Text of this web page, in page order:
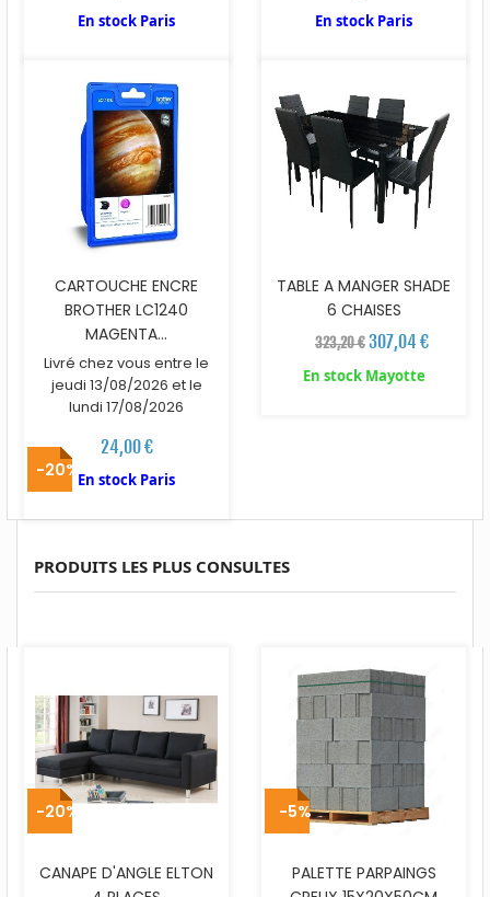
En stock Paris En stock Paris
CARTOUCHE ENCRE
BROTHER LC1240
MAGENTA...
Livré chez vous entre le
jeudi 13/08/2026 et le
lundi 17/08/2026
24,00 €
En stock Paris
TABLE A MANGER SHADE
6 CHAISES
323,20 €307,04 €
En stock Mayotte
PRODUITS LES PLUS CONSULTES
-20%
CANAPE D'ANGLE ELTON
PALETTE PARPAINGS
-20% -5%